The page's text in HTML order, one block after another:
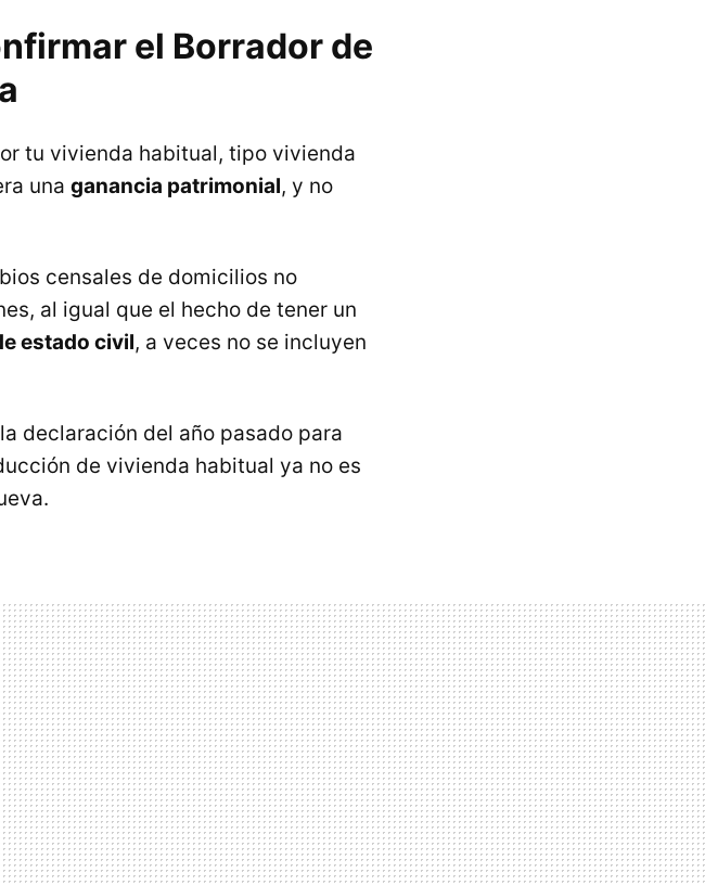
el Borrador de
tu vivienda habitual, tipo vivienda
una ganancia patrimonial, y no
censales de domicilios no
al igual que el hecho de tener un
estado civil, a veces no se incluyen
declaración del año pasado para
de vivienda habitual ya no es